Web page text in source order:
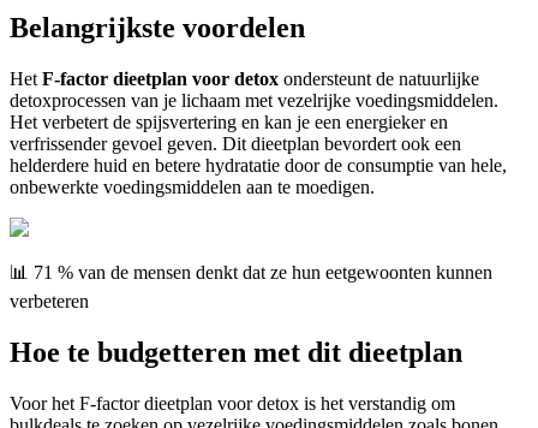
Belangrijkste voordelen
Het F-factor dieetplan voor detox ondersteunt de natuurlijke
detoxprocessen van je lichaam met vezelrijke voedingsmiddelen.
Het verbetert de spijsvertering en kan je een energieker en
verfrissender gevoel geven. Dit dieetplan bevordert ook een
helderdere huid en betere hydratatie door de consumptie van hele,
onbewerkte voedingsmiddelen aan te moedigen.
📊 71 % van de mensen denkt dat ze hun eetgewoonten kunnen
verbeteren
Hoe te budgetteren met dit dieetplan
Voor het F-factor dieetplan voor detox is het verstandig om